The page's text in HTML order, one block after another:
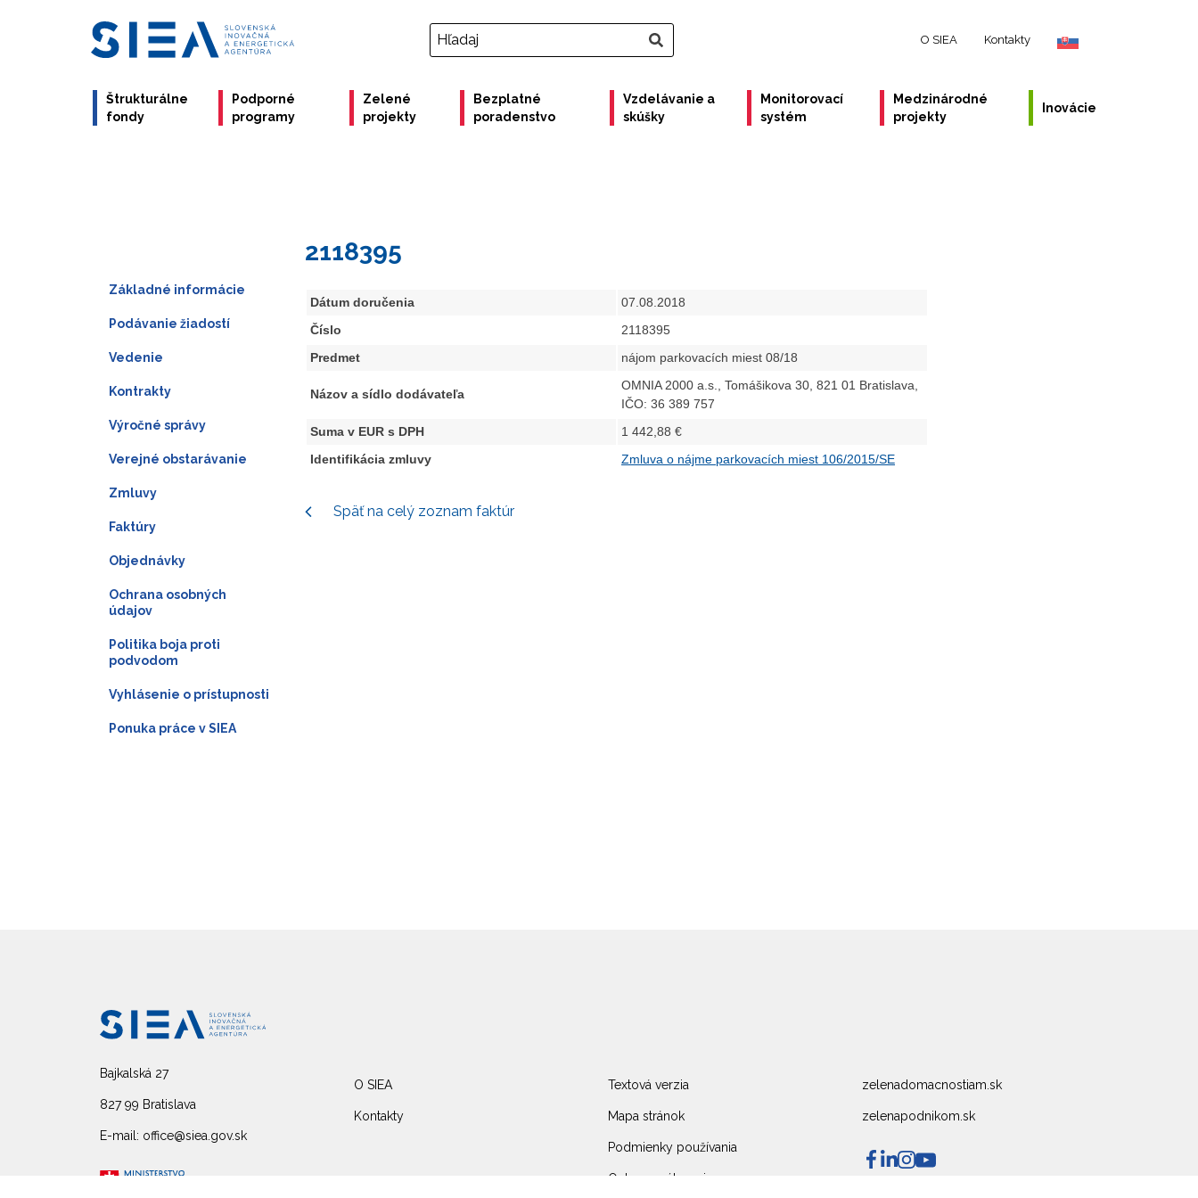
O SIEA Kontakty
Štrukturálne
fondy
Podporné
programy
Zelené
projekty
Bezplatné
poradenstvo
Vzdelávanie a
skúšky
Monitorovací
systém
Medzinárodné
projekty
Inovácie
2118395
Dátum doručenia
07.08.2018
Číslo
2118395
Predmet
nájom parkovacích miest 08/18
Názov a sídlo dodávateľa
OMNIA 2000 a.s., Tomášikova 30, 821 01 Bratislava,
IČO: 36 389 757
Suma v EUR s DPH
1 442,88 €
Identifikácia zmluvy
Zmluva o nájme parkovacích miest 106/2015/SE
Späť na celý zoznam faktúr
Základné informácie
Podávanie žiadostí
Vedenie
Kontrakty
Výročné správy
Verejné obstarávanie
Zmluvy
Faktúry
Objednávky
Ochrana osobných
údajov
Politika boja proti
podvodom
Vyhlásenie o prístupnosti
Ponuka práce v SIEA
Bajkalská 27
827 99 Bratislava
E-mail: office@siea.gov.sk
O SIEA
Kontakty
Textová verzia
Mapa stránok
Podmienky používania
Ochrana súkromia
zelenadomacnostiam.sk
zelenapodnikom.sk